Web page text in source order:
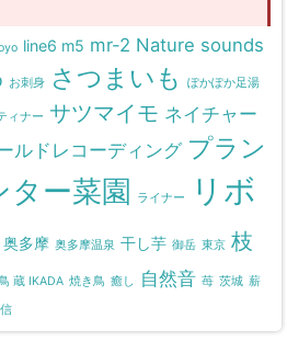
line6 m5 mr-2 Nature sounds
お刺身 さつまいも ぽかぽか足湯
ィナー サツマイモ ネイチャー
ルドレコーディング プラン
ター菜園 ライナー
リボ
奥多摩 奥多摩温泉 干し芋 御岳 東京 枝
蔵 IKADA 焼き鳥 癒し 自然音 苺 茨城 薪